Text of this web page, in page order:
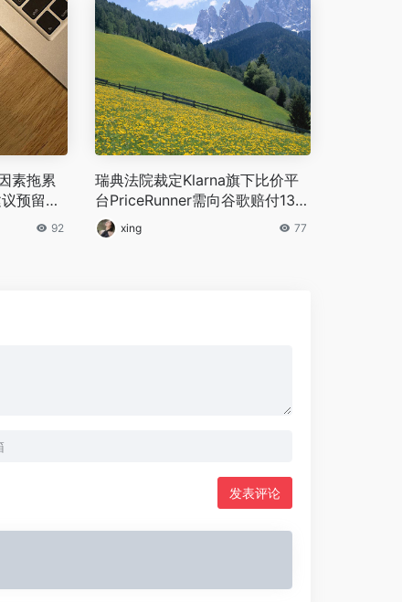
素拖累
预留缓
92
瑞典法院裁定Klarna旗下比价平
台PriceRunner需向谷歌赔付13亿
欧元 xing 77
发表评论